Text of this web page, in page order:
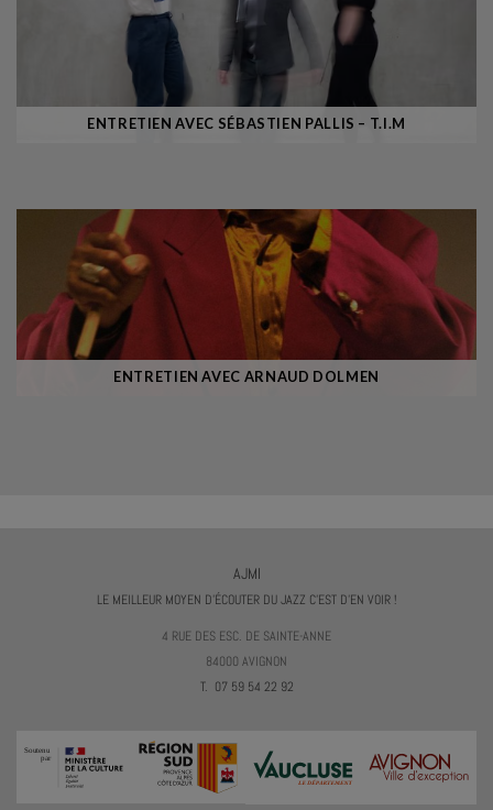
ENTRETIEN AVEC SÉBASTIEN PALLIS – T.I.M
ENTRETIEN AVEC ARNAUD DOLMEN
AJMI
LE MEILLEUR MOYEN D'ÉCOUTER DU JAZZ C'EST D'EN VOIR !
4 RUE DES ESC. DE SAINTE-ANNE
84000 AVIGNON
T. 07 59 54 22 92